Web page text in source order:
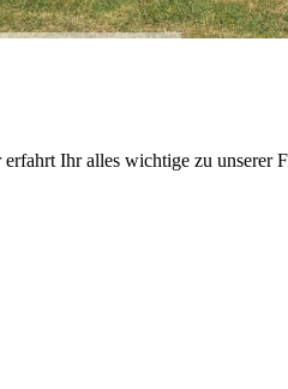
Ihr alles wichtige zu unserer